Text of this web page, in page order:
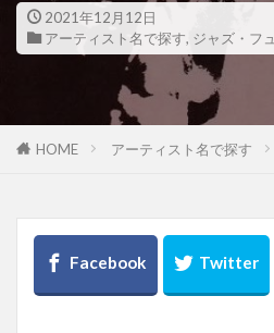
2021年12月12日
アーティスト名で探す, ジャズ・フ
HOME アーティスト名で探す